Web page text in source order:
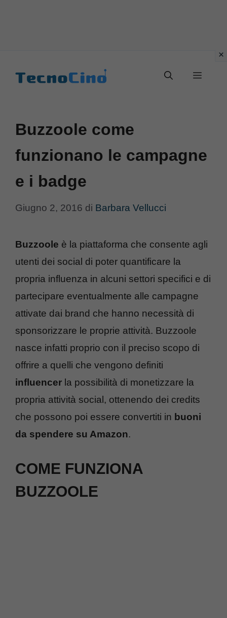
Menu
Buzzoole come
funzionano le campagne
e i badge
Giugno 2, 2016 di Barbara Vellucci
Buzzoole è la piattaforma che consente agli
utenti dei social di poter quantificare la
propria influenza in alcuni settori specifici e di
partecipare eventualmente alle campagne
attivate dai brand che hanno necessità di
sponsorizzare le proprie attività. Buzzoole
nasce infatti proprio con il preciso scopo di
offrire a quelli che vengono definiti
influencer la possibilità di monetizzare la
propria attività social, ottenendo dei credits
che possono poi essere convertiti in buoni
da spendere su Amazon.
COME FUNZIONA
BUZZOOLE